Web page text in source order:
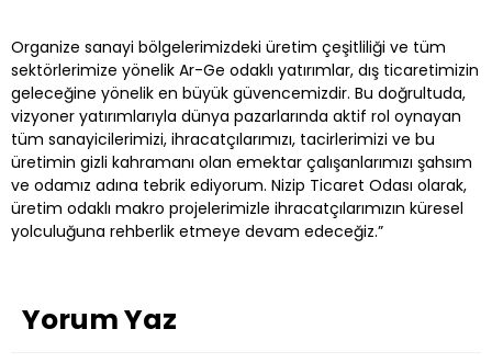
Organize sanayi bölgelerimizdeki üretim çeşitliliği ve tüm
sektörlerimize yönelik Ar-Ge odaklı yatırımlar, dış ticaretimizin
geleceğine yönelik en büyük güvencemizdir. Bu doğrultuda,
vizyoner yatırımlarıyla dünya pazarlarında aktif rol oynayan
tüm sanayicilerimizi, ihracatçılarımızı, tacirlerimizi ve bu
üretimin gizli kahramanı olan emektar çalışanlarımızı şahsım
ve odamız adına tebrik ediyorum. Nizip Ticaret Odası olarak,
üretim odaklı makro projelerimizle ihracatçılarımızın küresel
yolculuğuna rehberlik etmeye devam edeceğiz.”
Yorum Yaz